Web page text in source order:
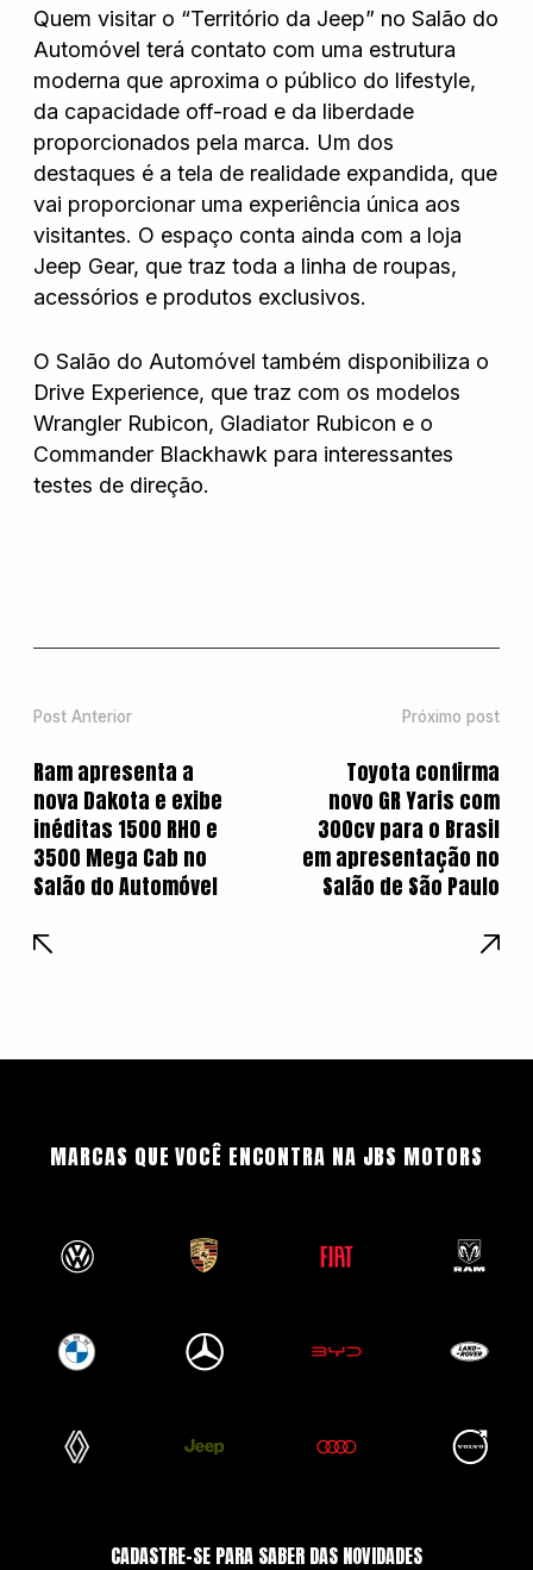
Quem visitar o “Território da Jeep” no Salão do
Automóvel terá contato com uma estrutura
moderna que aproxima o público do lifestyle,
da capacidade off-road e da liberdade
proporcionados pela marca. Um dos
destaques é a tela de realidade expandida, que
vai proporcionar uma experiência única aos
visitantes. O espaço conta ainda com a loja
Jeep Gear, que traz toda a linha de roupas,
acessórios e produtos exclusivos.
O Salão do Automóvel também disponibiliza o
Drive Experience, que traz com os modelos
Wrangler Rubicon, Gladiator Rubicon e o
Commander Blackhawk para interessantes
testes de direção.
Post Anterior
Ram apresenta a
nova Dakota e exibe
inéditas 1500 RHO e
3500 Mega Cab no
Salão do Automóvel
Próximo post
Toyota confirma
novo GR Yaris com
300cv para o Brasil
em apresentação no
Salão de São Paulo
MARCAS QUE VOCÊ ENCONTRA NA JBS MOTORS
CADASTRE-SE PARA SABER DAS NOVIDADES